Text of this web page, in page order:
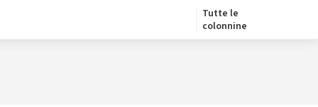
Tutte le
colonnine